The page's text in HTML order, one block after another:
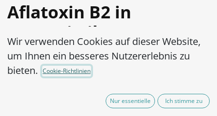
Aflatoxin B2 in
Acetonitril,1 µg/mL
Artikel-Nr.:VE00008355
290,00€ exkl. MwSt.
IN DEN WARENKORB
Wir verwenden Cookies auf dieser Website,
um Ihnen ein besseres Nutzererlebnis zu
bieten.
Cookie-Richtlinien
Nur essentielle Ich stimme zu